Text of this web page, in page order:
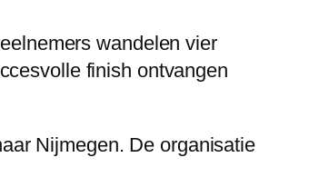
wandelen vier
finish ontvangen
Nijmegen. De organisatie